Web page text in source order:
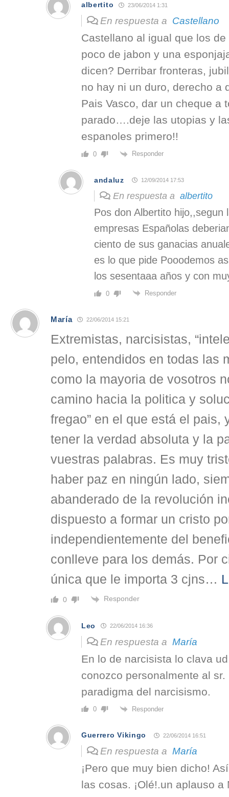
albertito 23/06/2014 1:31
En respuesta a Castellano
Castellano al igual que los
poco de jabon y una
dicen? Derribar fronteras,
no hay ni un duro, derecho a
Pais Vasco, dar un cheque a
parado….deje las utopias y
espanoles primero!!
0 Responder
andaluz 12/09/2014 17:53
En respuesta a albertito
Pos don Albertito hijo,,segun
empresas Españolas
ciento de sus ganacias
es lo que pide Pooodemos
los sesentaaa años y con
0 Responder
María 22/06/2014 15:21
Extremistas, narcisistas,
pelo, entendidos en todas las
como la mayoria de vosotros
camino hacia la politica y
fregao” en el que está el pais,
tener la verdad absoluta y la
vuestras palabras. Es muy
haber paz en ningún lado,
abanderado de la revolución
dispuesto a formar un cristo
independientemente del
conlleve para los demás. Por
única que le importa 3 cjns…
0 Responder
Leo 22/06/2014 16:36
En respuesta a María
En lo de narcisista lo clava
conozco personalmente al sr.
paradigma del narcisismo.
0 Responder
Guerrero Vikingo 22/06/2014 16:51
En respuesta a María
¡Pero que muy bien dicho!
las cosas. ¡Olé!.un aplauso